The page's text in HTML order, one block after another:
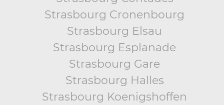
Strasbourg Cronenbourg
Strasbourg Elsau
Strasbourg Esplanade
Strasbourg Gare
Strasbourg Halles
Strasbourg Koenigshoffen